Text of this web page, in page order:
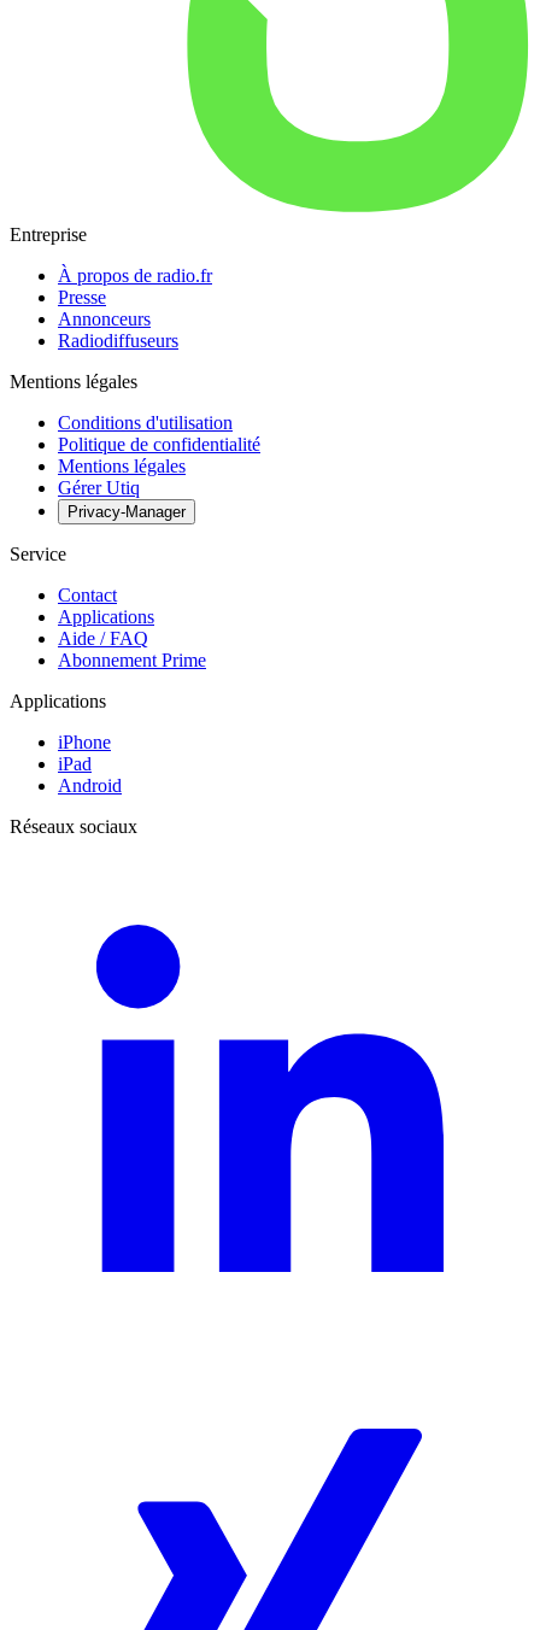
Entreprise
À propos de radio.fr
Presse
Annonceurs
Radiodiffuseurs
Mentions légales
Conditions d'utilisation
Politique de confidentialité
Mentions légales
Gérer Utiq
Privacy-Manager
Service
Contact
Applications
Aide / FAQ
Abonnement Prime
Applications
iPhone
iPad
Android
Réseaux sociaux